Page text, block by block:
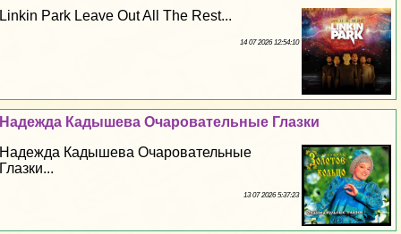
Linkin Park Leave Out All The Rest...
14 07 2026 12:54:10
Надежда Кадышева Очаровательные Глазки
Надежда Кадышева Очаровательные
Глазки...
13 07 2026 5:37:23